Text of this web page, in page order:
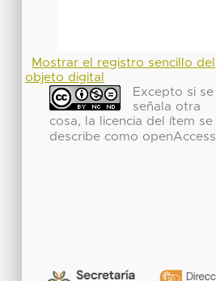
Mostrar el registro sencillo del
objeto digital
Excepto si se
señala otra
cosa, la licencia del ítem se
describe como openAccess